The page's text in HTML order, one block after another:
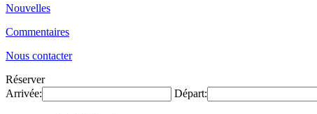
Nouvelles
Commentaires
Nous contacter
Réserver
Arrivée:
Départ: